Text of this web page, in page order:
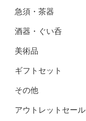
急須・茶器
酒器・ぐい呑
美術品
ギフトセット
その他
アウトレットセール